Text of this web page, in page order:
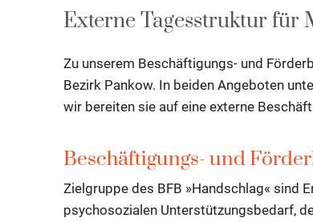
Externe Tagesstruktur für
Zu unserem Beschäftigungs- und
Bezirk Pankow. In beiden Angeboten
wir bereiten sie auf eine externe
Beschäftigungs- und
Zielgruppe des BFB »Handschlag« sind
psychosozialen Unterstützungsbedarf,